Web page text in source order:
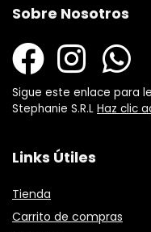
Sobre Nosotros
Sigue este enlace para
Stephanie S.R.L Haz clic
Links Útiles
Tienda
Carrito de compras